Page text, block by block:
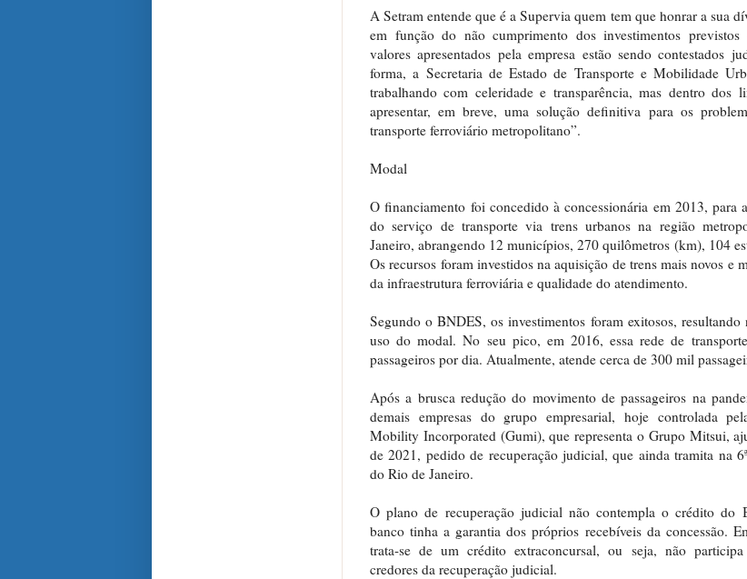
A Setram entende que é a Supervia quem tem que honrar a sua
em função do não cumprimento dos investimentos previstos
valores apresentados pela empresa estão sendo contestados
forma, a Secretaria de Estado de Transporte e Mobilidade
trabalhando com celeridade e transparência, mas dentro dos
apresentar, em breve, uma solução definitiva para os
transporte ferroviário metropolitano”.
Modal
O financiamento foi concedido à concessionária em 2013, para
do serviço de transporte via trens urbanos na região
Janeiro, abrangendo 12 municípios, 270 quilômetros (km), 104
Os recursos foram investidos na aquisição de trens mais novos e
da infraestrutura ferroviária e qualidade do atendimento.
Segundo o BNDES, os investimentos foram exitosos,
uso do modal. No seu pico, em 2016, essa rede de
passageiros por dia. Atualmente, atende cerca de 300 mil
Após a brusca redução do movimento de passageiros na
demais empresas do grupo empresarial, hoje controlada
Mobility Incorporated (Gumi), que representa o Grupo Mitsui,
de 2021, pedido de recuperação judicial, que ainda tramita na
do Rio de Janeiro.
O plano de recuperação judicial não contempla o crédito do
banco tinha a garantia dos próprios recebíveis da concessão.
trata-se de um crédito extraconcursal, ou seja, não
credores da recuperação judicial.